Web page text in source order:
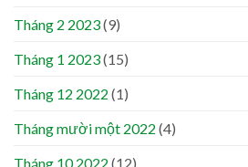
Tháng 2 2023(9)
Tháng 1 2023(15)
Tháng 12 2022 (1)
Tháng mười một 2022 (4)
Tháng 10 2022 (12)